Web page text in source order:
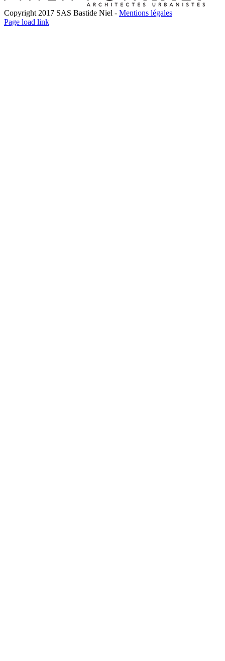
Copyright 2017 SAS Bastide Niel - Mentions légales
Facebook
Twitter
LinkedIn
Instagram
Pinterest
Page load link